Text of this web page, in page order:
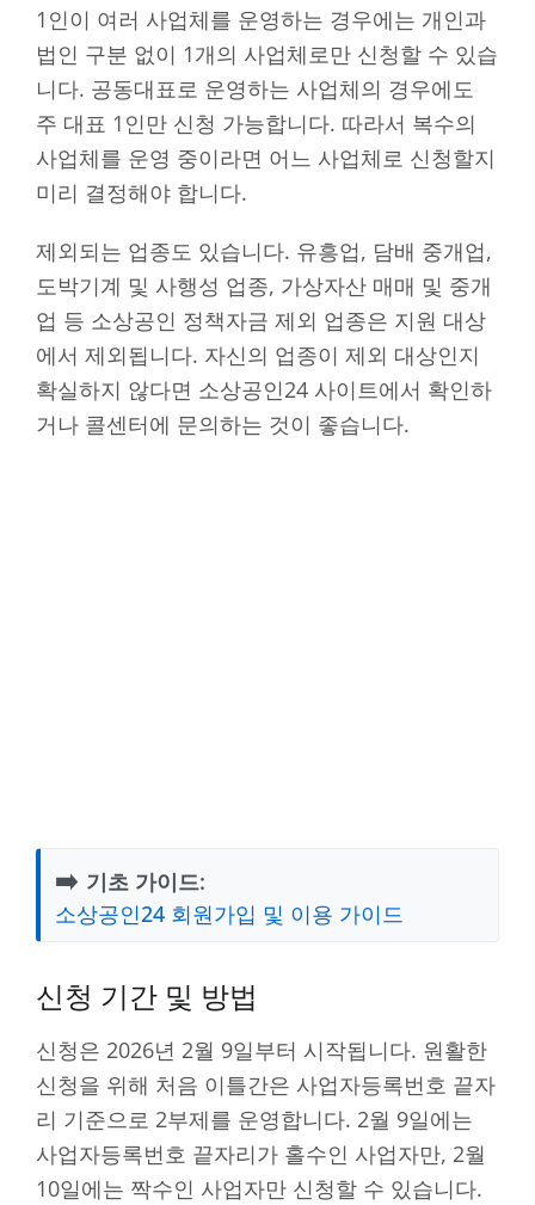
1인이 여러 사업체를 운영하는 경우에는 개인과
법인 구분 없이 1개의 사업체로만 신청할 수 있습
니다. 공동대표로 운영하는 사업체의 경우에도
주 대표 1인만 신청 가능합니다. 따라서 복수의
사업체를 운영 중이라면 어느 사업체로 신청할지
미리 결정해야 합니다.
제외되는 업종도 있습니다. 유흥업, 담배 중개업,
도박기계 및 사행성 업종, 가상자산 매매 및 중개
업 등 소상공인 정책자금 제외 업종은 지원 대상
에서 제외됩니다. 자신의 업종이 제외 대상인지
확실하지 않다면 소상공인24 사이트에서 확인하
거나 콜센터에 문의하는 것이 좋습니다.
➡️ 기초 가이드:
소상공인24 회원가입 및 이용 가이드
신청 기간 및 방법
신청은 2026년 2월 9일부터 시작됩니다. 원활한
신청을 위해 처음 이틀간은 사업자등록번호 끝자
리 기준으로 2부제를 운영합니다. 2월 9일에는
사업자등록번호 끝자리가 홀수인 사업자만, 2월
10일에는 짝수인 사업자만 신청할 수 있습니다.